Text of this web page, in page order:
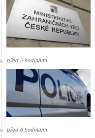
před 5 hodinami
před 6 hodinami